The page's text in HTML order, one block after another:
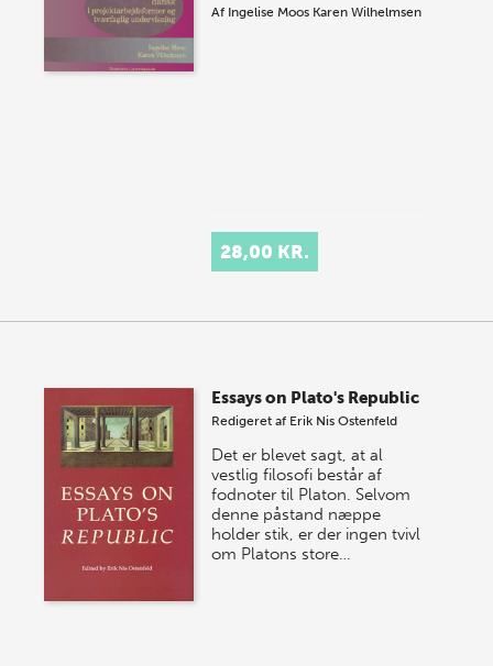
Af Ingelise Moos Karen Wilhelmsen
28,00 KR.
Essays on Plato's Republic
Redigeret af Erik Nis Ostenfeld
Det er blevet sagt, at al
vestlig filosofi består af
fodnoter til Platon. Selvom
denne påstand næppe
holder stik, er der ingen tvivl
om Platons store…